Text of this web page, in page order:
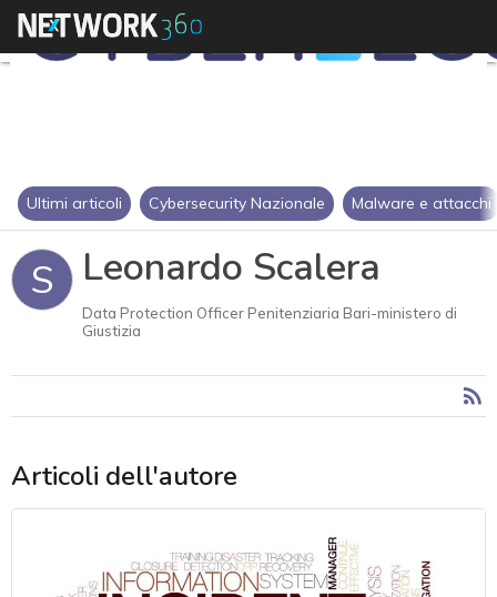
Ultimi articoli Cybersecurity Nazionale Malware e attacchi
S Leonardo Scalera
Data Protection Officer Penitenziaria Bari-ministero di
Giustizia
Articoli dell'autore